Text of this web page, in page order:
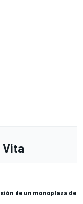
Vita
de un monoplaza de